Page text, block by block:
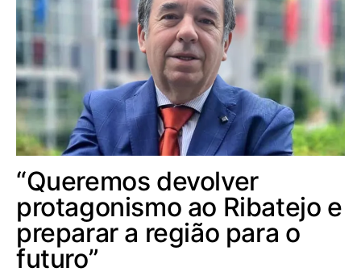
“Queremos devolver
protagonismo ao Ribatejo e
preparar a região para o
futuro”